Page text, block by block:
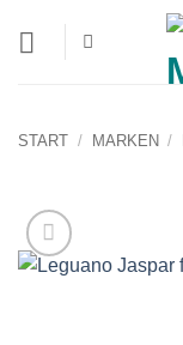
START / MARKEN /